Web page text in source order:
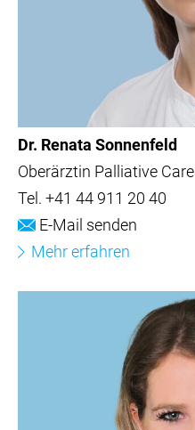
Dr. Renata Sonnenfeld
Oberärztin Palliative Care
Tel. +41 44 911 20 40
E-Mail senden
Mehr erfahren